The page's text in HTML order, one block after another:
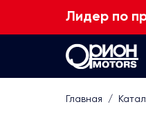
Лидер по
Главная /